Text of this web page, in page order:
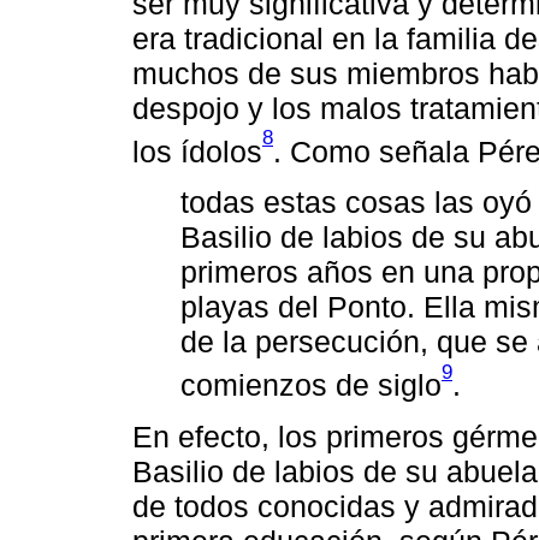
era tradicional en la familia
muchos de sus miembros
despojo y los malos
los ídolos8. Como señala
todas estas cosas las
Basilio de labios de su
primeros años en una
playas del Ponto. Ella
de la persecución, que
comienzos de siglo9.
En efecto, los primeros
Basilio de labios de su
de todos conocidas y